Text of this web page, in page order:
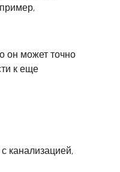
он может точно
к еще
канализацией,